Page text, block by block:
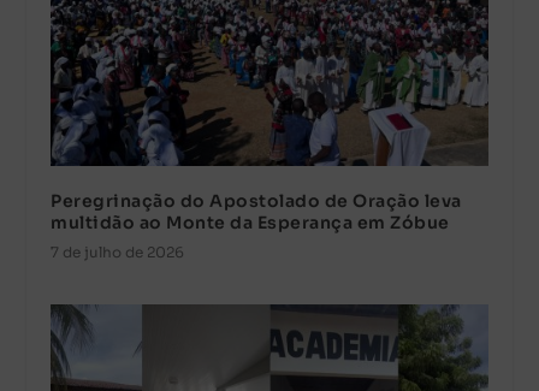
Peregrinação do Apostolado de Oração leva
multidão ao Monte da Esperança em Zóbue
7 de julho de 2026